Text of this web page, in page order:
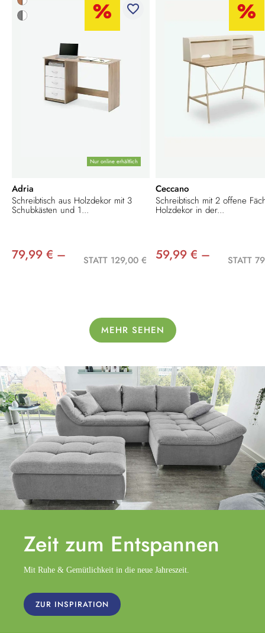
Nur online erhältlich
favorite_border
Adria
Schreibtisch aus Holzdekor mit 3
Schubkästen und 1...
79,99 € – STATT 129,00 €
Ceccano
Schreibtisch mit 2 offene
Holzdekor in der...
59,99 € – STATT
MEHR SEHEN
Zeit zum Entspannen
Mit Ruhe & Gemütlichkeit in die neue Jahreszeit.
ZUR INSPIRATION